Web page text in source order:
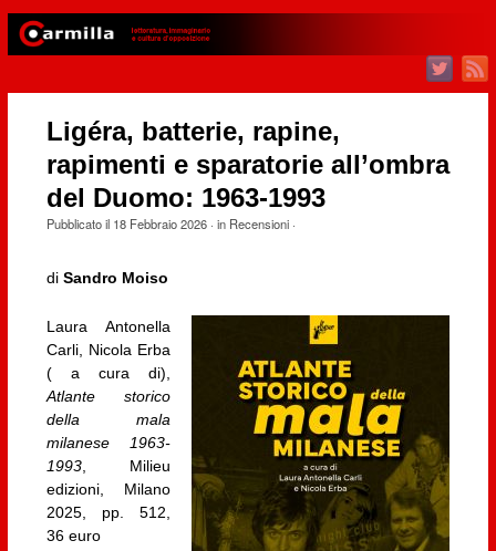
Ligéra, batterie, rapine,
rapimenti e sparatorie all’ombra
del Duomo: 1963-1993
Pubblicato il 18 Febbraio 2026· in Recensioni·
di Sandro Moiso
Laura Antonella
Carli, Nicola Erba
( a cura di),
Atlante storico
della mala
milanese 1963-
1993, Milieu
edizioni, Milano
2025, pp. 512,
36 euro